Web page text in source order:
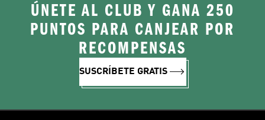
ÚNETE AL CLUB Y GANA 250
PUNTOS PARA CANJEAR POR
RECOMPENSAS
SUSCRÍBETE GRATIS